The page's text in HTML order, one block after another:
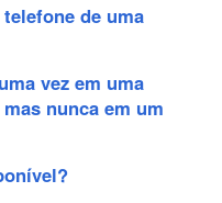
de uma
vez em uma
nunca em um